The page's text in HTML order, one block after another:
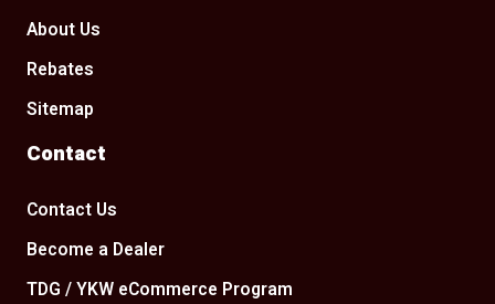
About Us
Rebates
Sitemap
Contact
Contact Us
Become a Dealer
TDG / YKW eCommerce Program